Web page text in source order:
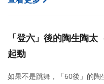
「登六」後的陶生陶
起勁
如果不是跳舞，「60後」的